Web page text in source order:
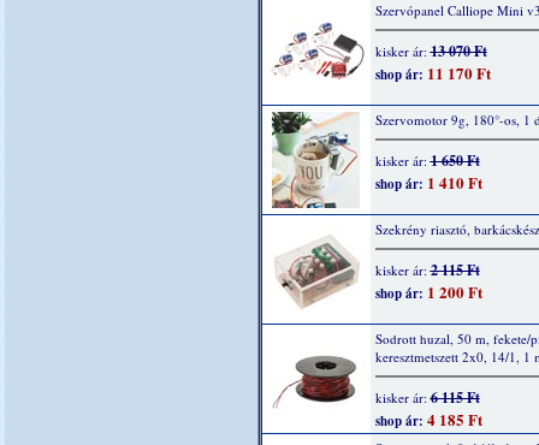
Szervópanel Calliope Mini
kisker ár:13 070 Ft
shop ár: 11 170 Ft
Szervomotor 9g, 180°-os, 1
kisker ár:1 650 Ft
shop ár: 1 410 Ft
Szekrény riasztó,
kisker ár:2 115 Ft
shop ár: 1 200 Ft
Sodrott huzal, 50 m, fekete/
keresztmetszett 2x0, 14/1, 1
kisker ár:6 115 Ft
shop ár: 4 185 Ft